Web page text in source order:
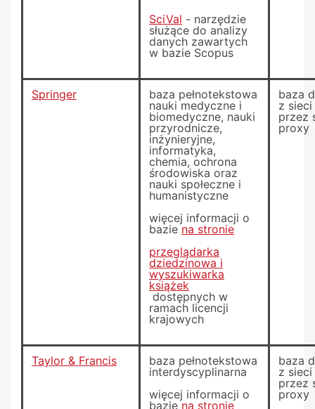
SciVal - narzędzie
służące do analizy
danych zawartych
w bazie Scopus
Springer
baza pełnotekstowa
nauki medyczne i
biomedyczne, nauki
przyrodnicze,
inżynieryjne,
informatyka,
chemia, ochrona
środowiska oraz
nauki społeczne i
humanistyczne
więcej informacji o
baziena stronie
przeglądarka
dziedzinowa i
wyszukiwarka
książek
dostępnych w
ramach licencji
krajowych
baza
z
przez
proxy
Taylor & Francis
baza pełnotekstowa
interdyscyplinarna
więcej informacji o
baziena stronie
baza
z
przez
proxy